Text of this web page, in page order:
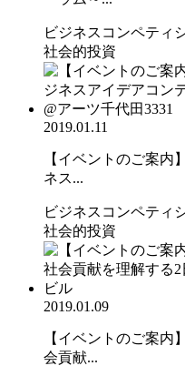
ビジネスコンペティ
社会的投資
2019.01.11
【イベントのご案内
ネス...
ビジネスコンペティ
社会的投資
2019.01.09
【イベントのご案内
会貢献...